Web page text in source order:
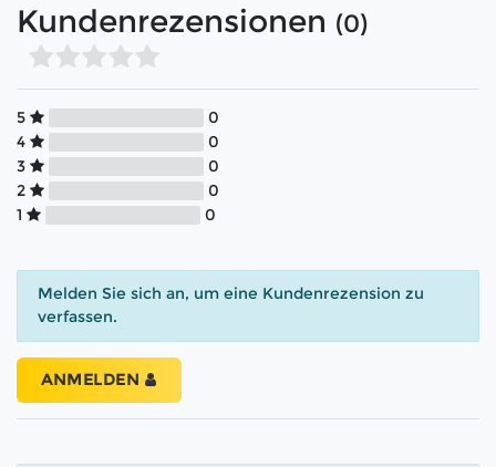
Kundenrezensionen (0)
5
0
4
0
3
0
2
0
1
0
Melden Sie sich an, um eine Kundenrezension zu
verfassen.
ANMELDEN